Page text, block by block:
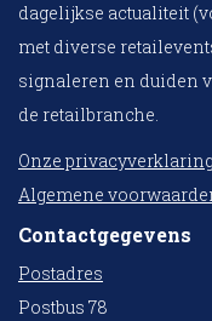
dagelijkse actualiteit
met diverse
signaleren en duiden
de retailbranche.
Onze
Algemene
Contactgegevens
Postadres
Postbus 78